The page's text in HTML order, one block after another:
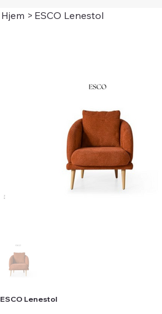
Hjem > ESCO Lenestol
ESCO Lenestol